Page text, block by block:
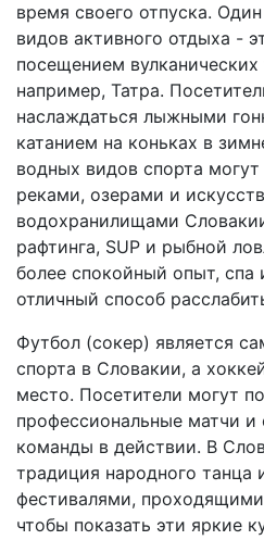
время своего отпуска.
видов активного отдыха -
посещением вулканических
например, Татра.
наслаждаться лыжными
катанием на коньках в
водных видов спорта могут
реками, озерами и
водохранилищами
рафтинга, SUP и рыбной
более спокойный опыт, спа
отличный способ
Футбол (сокер) является
спорта в Словакии, а
место. Посетители могут
профессиональные матчи
команды в действии. В
традиция народного танца
фестивалями, проходящими
чтобы показать эти яркие